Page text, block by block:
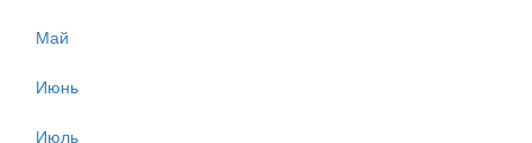
Май
Июнь
Июль